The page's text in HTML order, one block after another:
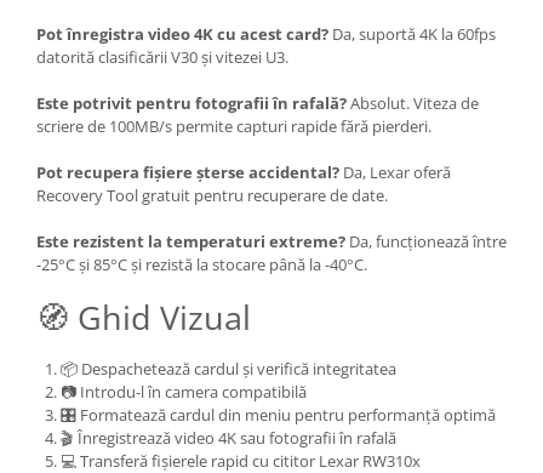
Pot înregistra video 4K cu acest card? Da, suportă 4K la 60fps
datorită clasificării V30 și vitezei U3.
Este potrivit pentru fotografii în rafală?Absolut. Viteza de
scriere de 100MB/s permite capturi rapide fără pierderi.
Pot recupera fișiere șterse accidental? Da, Lexar oferă
Recovery Tool gratuit pentru recuperare de date.
Este rezistent la temperaturi extreme? Da, funcționează între
-25°C și 85°C și rezistă la stocare până la -40°C.
🧭 Ghid Vizual
📦 Despachetează cardul și verifică integritatea
📷 Introdu-l în camera compatibilă
🎛️ Formatează cardul din meniu pentru performanță optimă
🎬 Înregistrează video 4K sau fotografii în rafală
💻 Transferă fișierele rapid cu cititor Lexar RW310x